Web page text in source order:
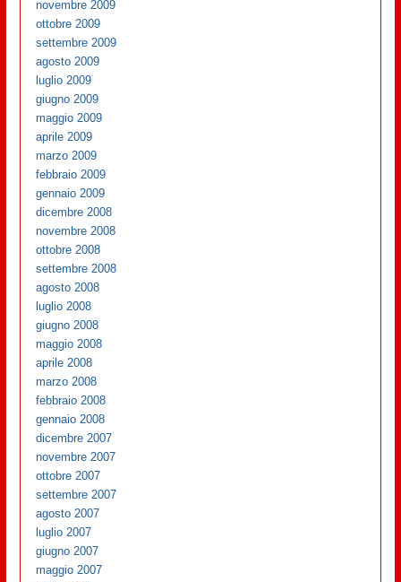
novembre 2009
ottobre 2009
settembre 2009
agosto 2009
luglio 2009
giugno 2009
maggio 2009
aprile 2009
marzo 2009
febbraio 2009
gennaio 2009
dicembre 2008
novembre 2008
ottobre 2008
settembre 2008
agosto 2008
luglio 2008
giugno 2008
maggio 2008
aprile 2008
marzo 2008
febbraio 2008
gennaio 2008
dicembre 2007
novembre 2007
ottobre 2007
settembre 2007
agosto 2007
luglio 2007
giugno 2007
maggio 2007